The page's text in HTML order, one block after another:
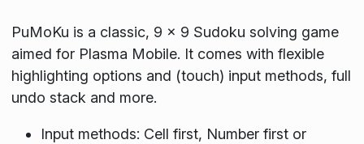
PuMoKu is a classic, 9 × 9 Sudoku solving game
aimed for Plasma Mobile. It comes with flexible
highlighting options and (touch) input methods, full
undo stack and more.
Input methods: Cell first, Number first or